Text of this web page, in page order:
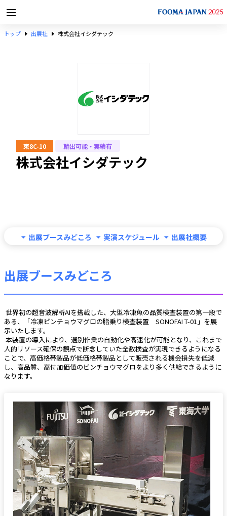
トップ 出展社 株式会社イシダテック
東8C-10 輸出可能・実績有
株式会社イシダテック
出展ブースみどころ 実演スケジュール 出展社概要
出展ブースみどころ
ある、「冷凍ビンチョウマグロの脂乗り検査装置　SONOFAI T-01」を展
示いたします。
人的リソース確保の観点で断念していた全数検査が実現できるようになる
ことで、高価格帯製品が低価格帯製品として販売される機会損失を低減
し、高品質、高付加価値のビンチョウマグロをより多く供給できるように
なります。